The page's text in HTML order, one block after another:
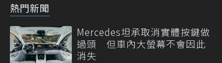
熱門新聞
Mercedes坦承取消實體按鍵做
過頭 但車內大螢幕不會因此
消失